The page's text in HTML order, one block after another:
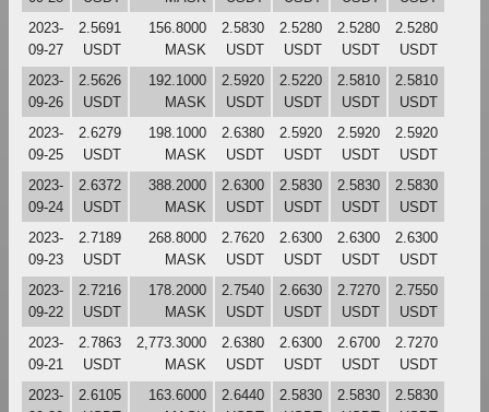
2023-
09-27
2.5691
USDT
156.8000
MASK
2.5830
USDT
2.5280
USDT
2.5280
USDT
2.5280
USDT
2023-
09-26
2.5626
USDT
192.1000
MASK
2.5920
USDT
2.5220
USDT
2.5810
USDT
2.5810
USDT
2023-
09-25
2.6279
USDT
198.1000
MASK
2.6380
USDT
2.5920
USDT
2.5920
USDT
2.5920
USDT
2023-
09-24
2.6372
USDT
388.2000
MASK
2.6300
USDT
2.5830
USDT
2.5830
USDT
2.5830
USDT
2023-
09-23
2.7189
USDT
268.8000
MASK
2.7620
USDT
2.6300
USDT
2.6300
USDT
2.6300
USDT
2023-
09-22
2.7216
USDT
178.2000
MASK
2.7540
USDT
2.6630
USDT
2.7270
USDT
2.7550
USDT
2023-
09-21
2.7863
USDT
2,773.3000
MASK
2.6380
USDT
2.6300
USDT
2.6700
USDT
2.7270
USDT
2023-
2.6105
163.6000
2.6440
2.5830
2.5830
2.5830